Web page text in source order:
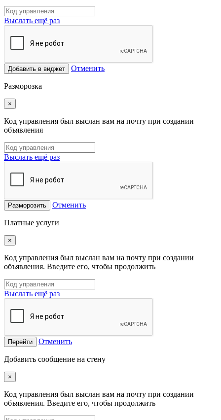
Выслать ещё раз
Добавить в виджет Отменить
Разморозка
×
Код управления был выслан вам на почту при создании
объявления
Выслать ещё раз
Разморозить Отменить
Платные услуги
×
Код управления был выслан вам на почту при создании
объявления. Введите его, чтобы продолжить
Выслать ещё раз
Перейти Отменить
Добавить сообщение на стену
×
Код управления был выслан вам на почту при создании
объявления. Введите его, чтобы продолжить